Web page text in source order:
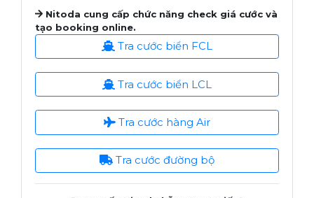
Nitoda cung cấp chức năng check giá cước và
tạo booking online.
Tra cước biển FCL
Tra cước biển LCL
Tra cước hàng Air
Tra cước đường bộ